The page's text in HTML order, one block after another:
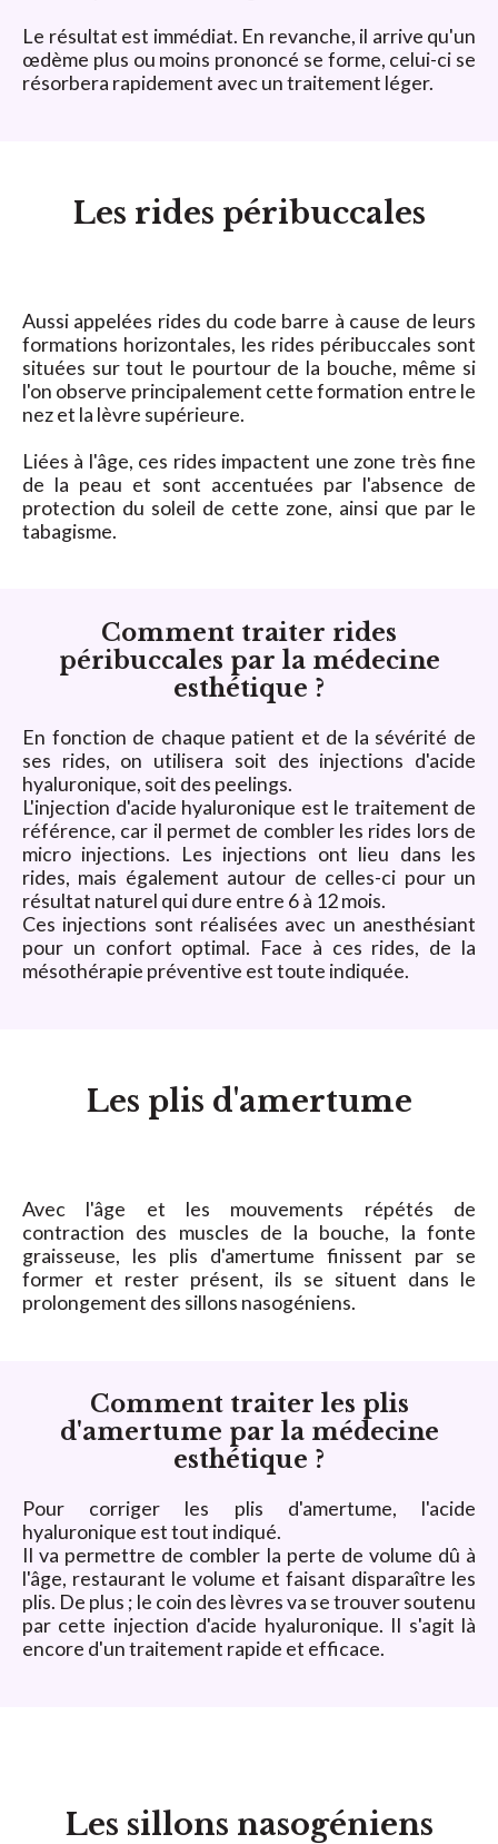
Le résultat est immédiat. En revanche, il arrive qu'un
œdème plus ou moins prononcé se forme, celui-ci se
résorbera rapidement avec un traitement léger.
Les rides péribuccales
Aussi appelées rides du code barre à cause de leurs
formations horizontales, les rides péribuccales sont
situées sur tout le pourtour de la bouche, même si
l'on observe principalement cette formation entre le
nez et la lèvre supérieure.
Liées à l'âge, ces rides impactent une zone très fine
de la peau et sont accentuées par l'absence de
protection du soleil de cette zone, ainsi que par le
tabagisme.
Comment traiter rides
péribuccales par la médecine
esthétique ?
En fonction de chaque patient et de la sévérité de
ses rides, on utilisera soit des injections d'acide
hyaluronique, soit des peelings.
L'injection d'acide hyaluronique est le traitement de
référence, car il permet de combler les rides lors de
micro injections. Les injections ont lieu dans les
rides, mais également autour de celles-ci pour un
résultat naturel qui dure entre 6 à 12 mois.
Ces injections sont réalisées avec un anesthésiant
pour un confort optimal. Face à ces rides, de la
mésothérapie préventive est toute indiquée.
Les plis d'amertume
Avec l'âge et les mouvements répétés de
contraction des muscles de la bouche, la fonte
graisseuse, les plis d'amertume finissent par se
former et rester présent, ils se situent dans le
prolongement des sillons nasogéniens.
Comment traiter les plis
d'amertume par la médecine
esthétique ?
Pour corriger les plis d'amertume, l'acide
hyaluronique est tout indiqué.
Il va permettre de combler la perte de volume dû à
l'âge, restaurant le volume et faisant disparaître les
plis. De plus ; le coin des lèvres va se trouver soutenu
par cette injection d'acide hyaluronique. Il s'agit là
encore d'un traitement rapide et efficace.
Les sillons nasogéniens